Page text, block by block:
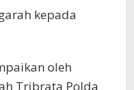
kepada
oleh
Tribrata Polda